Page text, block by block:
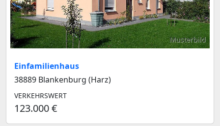
Musterbild
Einfamilienhaus
38889 Blankenburg (Harz)
VERKEHRSWERT
123.000 €